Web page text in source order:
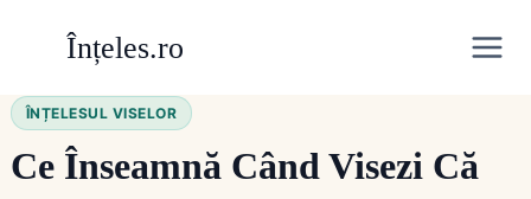
Înțeles.ro
ÎNȚELESUL VISELOR
Ce Înseamnă Când Visezi Că